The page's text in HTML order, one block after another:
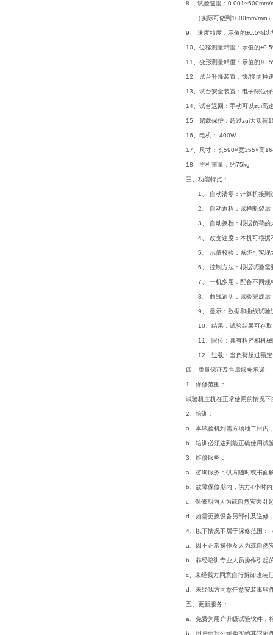
8、 试验速度：0.001~500mm/
（实际可做到1000mm/min）
9、 速度精度：示值的±0.5%以
10、位移测量精度：示值的
11、变形测量精度：示值的
12、试台升降装置：快/慢两种
13、试台安全装置：电子限位
14、试台返回：手动可以zui高
15、超载保护：超过zui大负荷
16、电机： 400W
17、尺寸：长590×宽355×高
18、主机重量：约75kg
三、 功能特点：
1、 自动清零：计算机接到
2、 自动返程：试样断裂后
3、 自动换档：根据负荷的
4、 改变速度：本机可根据
5、 示值校验：系统可实现
6、 控制方法：根据试验需
7、 一机多用：配备不同规
8、 曲线遍历：试验完成后
9、 显示：数据和曲线试验
10、结果：试验结果可存取
11、限位：具有程控和机械
12、过载：当负荷超过额定
四、 质量保证及售后服务
1、保修范围：
试验机主机在正常使用的情况
2、培训：
a、本试验机到需方场地二日内
b、培训必须达到能正确使用试
3、维修服务：
a、咨询服务：供方随时或书面
b、故障保修期内，供方4小时
c、保修期内人为或自然灾害引
d、如需更换设备另部件及送修
4、以下情况不属于保修范围：
a、因不正常操作及人为或自然
b、非经培训专业人员操作引起
c、未经我方同意自行拆卸改装
d、未经我方同意任意安装毒软
五、 更新服务：
a、免费为用户升级试验软件，
b、用户向我公司购买的其它附